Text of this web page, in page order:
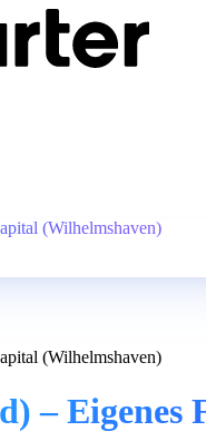
(Wilhelmshaven)
(Wilhelmshaven)
–